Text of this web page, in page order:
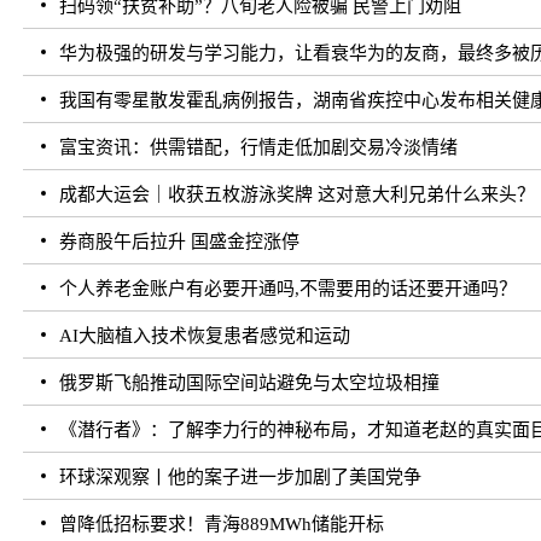
扫码领“扶贫补助”？八旬老人险被骗 民警上门劝阻
华为极强的研发与学习能力，让看衰华为的友商，最终多被
我国有零星散发霍乱病例报告，湖南省疾控中心发布相关健
富宝资讯：供需错配，行情走低加剧交易冷淡情绪
成都大运会｜收获五枚游泳奖牌 这对意大利兄弟什么来头？
券商股午后拉升 国盛金控涨停
个人养老金账户有必要开通吗,不需要用的话还要开通吗？
AI大脑植入技术恢复患者感觉和运动
俄罗斯飞船推动国际空间站避免与太空垃圾相撞
《潜行者》：了解李力行的神秘布局，才知道老赵的真实面
环球深观察丨他的案子进一步加剧了美国党争
曾降低招标要求！青海889MWh储能开标